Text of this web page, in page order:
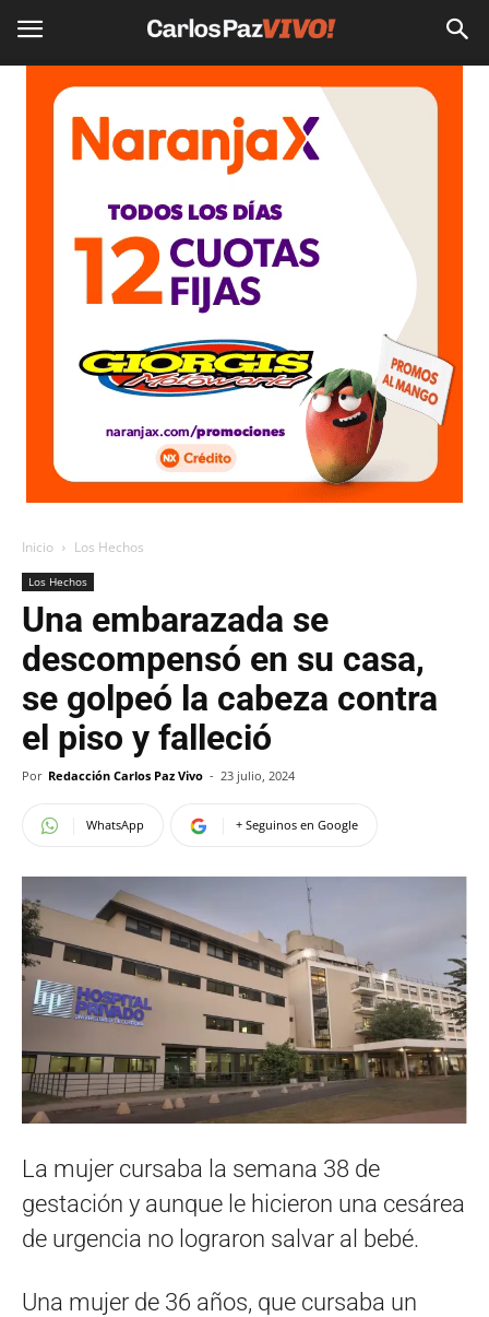
Inicio Los Hechos
Los Hechos
Una embarazada se
descompensó en su casa,
se golpeó la cabeza contra
el piso y falleció
Por Redacción Carlos Paz Vivo - 23 julio, 2024
WhatsApp + Seguinos en Google
La mujer cursaba la semana 38 de
gestación y aunque le hicieron una cesárea
de urgencia no lograron salvar al bebé.
Una mujer de 36 años, que cursaba un